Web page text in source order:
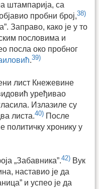
штампарија, са
пробни број,38)
Заправо, како је у то
пословима и
посла око пробног
.39)
лист Кнежевине
уређивао
Излазиле су
листа.40) После
политичку хронику у
„Забавника”.42) Вук
наставио је да
и успео је да